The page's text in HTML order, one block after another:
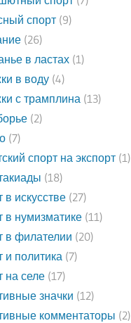
спорт(9)
(26)
в ластах(1)
в воду(4)
с трамплина (13)
(2)
(7)
спорт на экспорт(1)
(18)
в искусстве(27)
в нумизматике(11)
в филателии (20)
и политика (7)
на селе(17)
значки (12)
комментаторы (2)